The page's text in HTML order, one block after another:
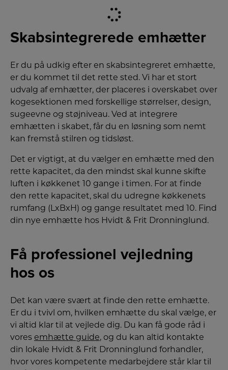
Skabsintegrerede emhætter
Er du på udkig efter en skabsintegreret emhætte,
er du kommet til det rette sted. Vi har et stort
udvalg af emhætter, der placeres i overskabet over
kogesektionen med forskellige størrelser, design,
sugeevne og støjniveau. Ved at integrere
emhætten i skabet, får du en løsning som nemt
kan fremstå stilren og tidsløst.
Det er vigtigt, at du vælger en emhætte med den
rette kapacitet, da den mindst skal kunne skifte
luften i køkkenet 10 gange i timen. For at finde
den rette kapacitet, skal du udregne køkkenets
rumfang (LxBxH) og gange resultatet med 10. Find
din nye emhætte hos Hvidt & Frit Dronninglund.
Få professionel vejledning
hos os
Det kan være svært at finde den rette emhætte.
Er du i tvivl om, hvilken emhætte du skal vælge, er
vi altid klar til at vejlede dig. Du kan få gode råd i
vores emhætte guide, og du kan altid kontakte
din lokale Hvidt & Frit Dronninglund forhandler,
hvor vores kompetente medarbejdere står klar til